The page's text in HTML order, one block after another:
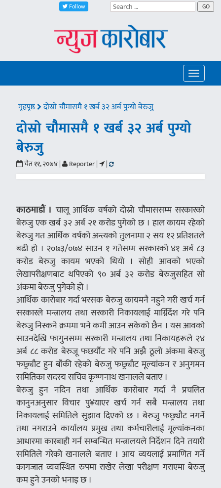
Follow GO
Toggle
गृहपृष्ठ दोस्रो चौैमासमै १ खर्ब ३२ अर्ब पुग्यो बेरुजु
दोस्रो चौैमासमै १ खर्ब ३२ अर्ब पुग्यो
बेरुजु
चैत ११, २०७४ | Reporter | |
काठमाडौं । चालू आर्थिक वर्षको दोस्रो चौैमाससम्म सरकारको
बेरुजु एक खर्ब ३२ अर्ब २१ करोड पुगेको छ । हाल कायम रहेको
बेरुजु गत आर्थिक वर्षको अन्त्यको तुलनामा २ सय १२ प्रतिशतले
बढी हो । २०७३/०७४ साउन १ गतेसम्म सरकारको ४१ अर्ब ८३
करोड बेरुजु कायम भएको थियो । सोही आवको भएको
लेखापरीक्षणबाट थपिएको ९० अर्ब ३२ करोड बेरुजुसहित सो
अंकमा बेरुजु पुगेको हो ।
आर्थिक कारोबार गर्दा भरसक बेरुजु कायमनै नहुने गरी खर्च गर्न
सरकारले मन्त्रालय तथा सरकारी निकायलाई मार्ग्निर्देश गरे पनि
बेरुजु निस्कने क्रममा भने कमी आउन सकेको छैन । यस आवको
साउनदेखि फागुनसम्म सरकारी मन्त्रालय तथा निकायहरूले २४
अर्ब ८८ करोड बेरुजू फछर्याैट गरे पनि अझै ठूलो अंकमा बेरुजु
फछ्र्यौट हुन बाँकी रहेको बेरुजु फछ्र्याैट मूल्यांकन र अनुगमन
समितिका सदस्य सचिव कृष्णनाथ खनालले बताए ।
बेरुजु हुन नदिन तथा आर्थिक कारोबार गर्दा नै प्रचलित
कानुनअनुसार विचार पु¥याएर खर्च गर्न सबै मन्त्रालय तथा
निकायलाई समितिले सुझाव दिएको छ । बेरुजु फछ्र्यौट नगर्ने
तथा नगराउने कार्यालय प्रमुख तथा कर्मचारीलाई मूल्यांकनका
आधारमा कारबाही गर्न सम्बन्धित मन्त्रालयले निर्देशन दिने तयारी
समितिले गरेको खनालले बताए । आय व्ययलाई प्रमाणित गर्ने
कागजात व्यवस्थित रुपमा राखेर लेखा परीक्षण गराएमा बेरुजु
कम हुने उनको भनाइ छ ।